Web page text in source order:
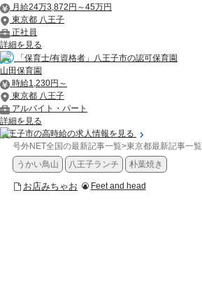
月給24万3,872円～45万円
東京都 八王子
正社員
詳細を見る
「保育士/有資格者」八王子市の認可保育園
山田保育園
時給1,230円～
東京都 八王子
アルバイト・パート
詳細を見る
八王子市の高時給の求人情報を見る
号外NET全国の最新記事一覧>東京都最新記事一覧
うかい鳥山
八王子ランチ 朴葉焼き
お店みちゃお Feet and head